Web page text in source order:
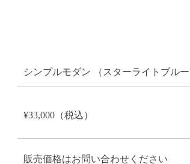
シンプルモダン （スターライトブル
¥33,000（税込）
販売価格はお問い合わせください